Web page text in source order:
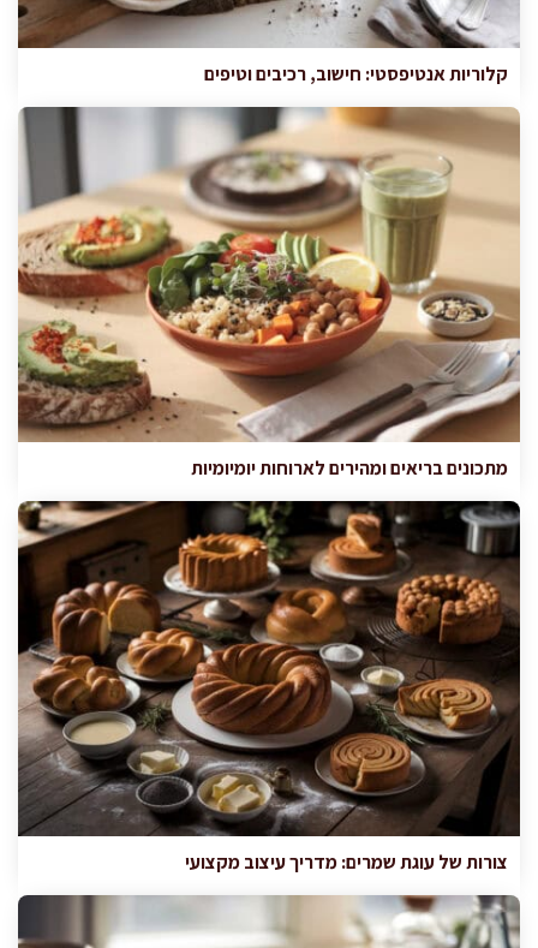
קלוריות אנטיפסטי: חישוב, רכיבים וטיפים
מתכונים בריאים ומהירים לארוחות יומיומיות
צורות של עוגת שמרים: מדריך עיצוב מקצועי